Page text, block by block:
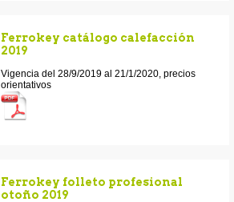
Ferrokey catálogo calefacción
2019
Vigencia del 28/9/2019 al 21/1/2020, precios
orientativos
Ferrokey folleto profesional
otoño 2019